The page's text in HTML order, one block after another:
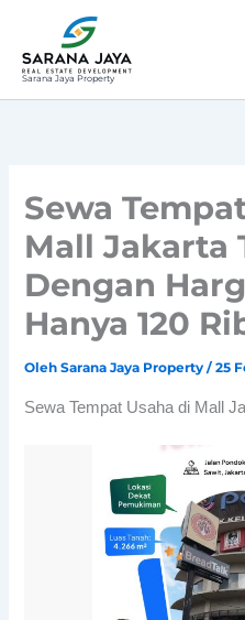
konten
Sarana Jaya Property
Sewa
Mall Jakarta
Dengan
Hanya 120
OlehSarana Jaya Property/25
Sewa Tempat Usaha di Mall